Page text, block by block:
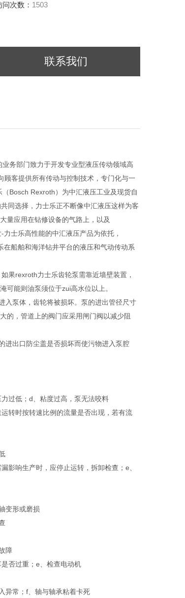
问次数： 1503
联系我们
务部门致力于开发专业型液压传动领域高
顾客提供所有传动与控制技术，专门化与一
Bosch Rexroth）为中汇液压工业及现货自
同选择，力士乐正不断像中汇液压这样为客
量应用在钻修设备的气路上，以及
士乐高性能的中汇液压产品为依托，
船舶和海洋钻井平台的液压和气动传动系
果rexroth力士乐齿轮泵需靠近墙壁装置，
可能则油泵须位于zui高水位以上。
入泵体，齿轮将被损坏。泵的进出管径尺寸
的，管道上的阀门应采用闸门阀以减少阻
进出口防尘盖是否损坏而使污物进入泵腔
过低；d、粘度过高，泵无法咬料
转时按转速比例的流量是否出现，若有流
影响生产时，应停止运转，拆卸检查；e、
变形或磨损
障
否过重；e、检查电动机
异常；f、轴与轴承粘着卡死